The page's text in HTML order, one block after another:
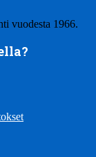
vuodesta 1966.